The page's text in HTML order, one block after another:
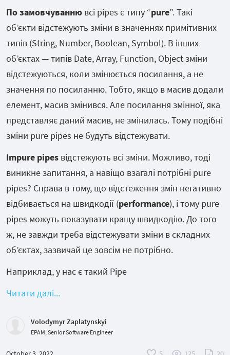
По замовчуванню всі pipes є типу “pure”. Такі
об’єкти відстежують зміни в значеннях примітивних
типів (String, Number, Boolean, Symbol). В інших
об’єктах — типів Date, Array, Function, Object зміни
відстежуються, коли змінюється посилання, а не
значення по посиланню. Тобто, якщо в масив додали
елемент, масив змінився. Але посилання змінної, яка
представляє даний масив, не змінилась. Тому подібні
зміни pure pipes не будуть відстежувати.
Impure pipes відстежують всі зміни. Можливо, тоді
виникне запитання, а навіщо взагалі потрібні pure
pipes? Справа в тому, що відстеження змін негативно
відбивається на швидкодії (performance), і тому pure
pipes можуть показувати кращу швидкодію. До того
ж, не завжди треба відстежувати зміни в складних
об’єктах, зазвичай це зовсім не потрібно.
Наприклад, у нас є такий Pipe
Читати далі...
Volodymyr Zaplatynskyi
EPAM, Senior Software Engineer